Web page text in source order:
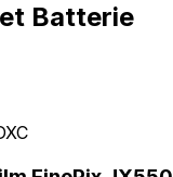
Batterie